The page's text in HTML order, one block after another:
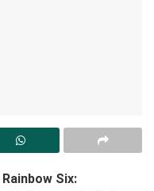
Rainbow Six: